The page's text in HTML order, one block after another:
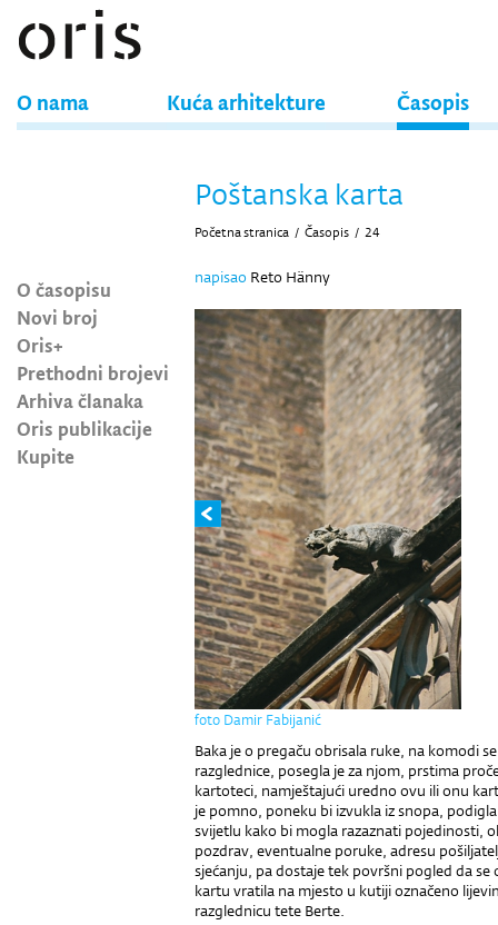
O nama Kuća arhitekture Časopis
O časopisu
Novi broj
Oris+
Prethodni brojevi
Arhiva članaka
Oris publikacije
Kupite
Poštanska karta
Početna stranica / Časopis / 24
napisao Reto Hänny
foto Damir Fabijanić
Baka je o pregaču obrisala ruke, na komodi
razglednice, posegla je za njom, prstima
kartoteci, namještajući uredno ovu ili onu
je pomno, poneku bi izvukla iz snopa,
svijetlu kako bi mogla razaznati pojedinosti,
pozdrav, eventualne poruke, adresu
sjećanju, pa dostaje tek površni pogled da
kartu vratila na mjesto u kutiji označeno
razglednicu tete Berte.